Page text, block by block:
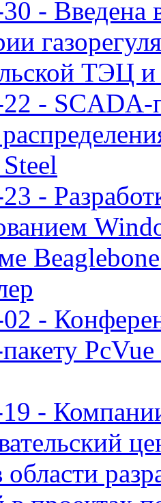
- Введена
ТЭЦ
- SCADA-
-
-
PcVue
19 -
области